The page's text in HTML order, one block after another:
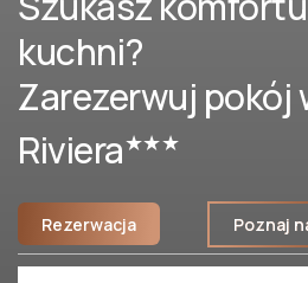
kuchni?
Zarezerwuj pokój
Riviera★★★
Rezerwacja Poznaj